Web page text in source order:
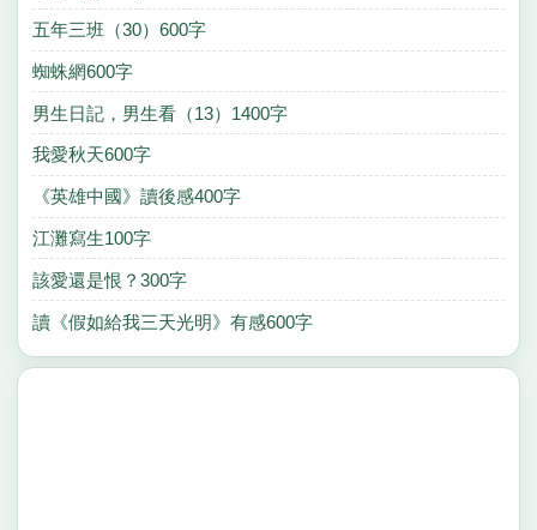
五年三班（30）600字
蜘蛛網600字
男生日記，男生看（13）1400字
我愛秋天600字
《英雄中國》讀後感400字
江灘寫生100字
該愛還是恨？300字
讀《假如給我三天光明》有感600字